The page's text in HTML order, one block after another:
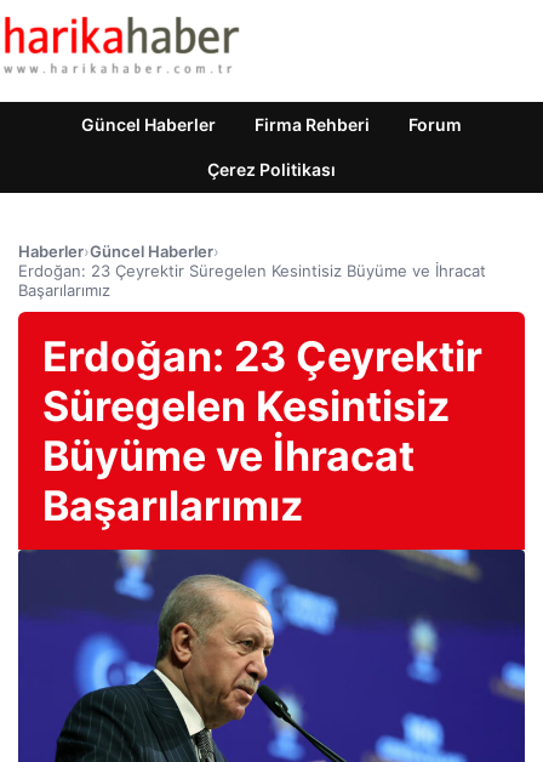
Güncel Haberler Firma Rehberi Forum
Çerez Politikası
Haberler›Güncel Haberler›
Erdoğan: 23 Çeyrektir Süregelen Kesintisiz Büyüme ve İhracat
Başarılarımız
Erdoğan: 23 Çeyrektir
Süregelen Kesintisiz
Büyüme ve İhracat
Başarılarımız